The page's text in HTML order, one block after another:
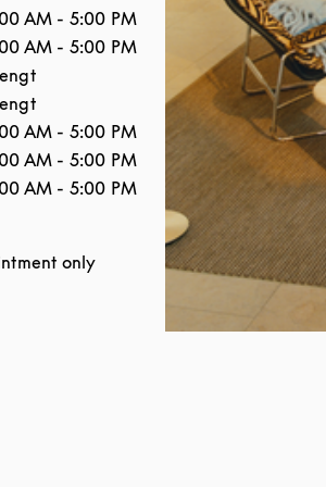
AM - 5:00 PM
AM - 5:00 PM
AM - 5:00 PM
AM - 5:00 PM
AM - 5:00 PM
only